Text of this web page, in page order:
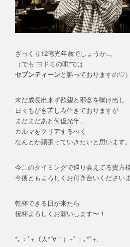
ざっくり12億光年歳でしょうか..。
（でも”ヨドミの唄”では
セブンティーンと謳っておりますの♡）
未だ成長出来ず欲望と邪念を曝け出し
日々もがき苦しみ生きておりますが
まだまだあと何億光年..
カルマをクリアするべく
なんとか頑張っていきたいと思います。
今このタイミングで巡り会えてる貴方
今後ともよろしくお付き合いください
乾杯できる日が来たら
祝杯よろしくお願いします〜！
*｡：ﾟ+（人*´∀｀）+ﾟ：｡*ﾟ+.